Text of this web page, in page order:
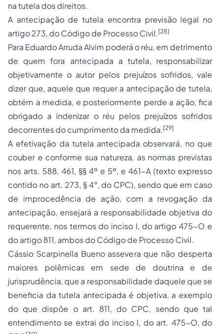
na tutela dos direitos.
A antecipação de tutela encontra previsão legal no
artigo 273, do Código de Processo Civil. [28]
Para Eduardo Arruda Alvim poderá o réu, em detrimento
de quem fora antecipada a tutela, responsabilizar
objetivamente o autor pelos prejuízos sofridos, vale
dizer que, aquele que requer a antecipação de tutela,
obtém a medida, e posteriormente perde a ação, fica
obrigado a indenizar o réu pelos prejuízos sofridos
decorrentes do cumprimento da medida. [29]
A efetivação da tutela antecipada observará, no que
couber e conforme sua natureza, as normas previstas
nos arts. 588, 461, §§ 4º e 5º, e 461-A (texto expresso
contido no art. 273, § 4°, do CPC), sendo que em caso
de improcedência de ação, com a revogação da
antecipação, ensejará a responsabilidade objetiva do
requerente, nos termos do inciso I, do artigo 475-O e
do artigo 811, ambos do Código de Processo Civil.
Cássio Scarpinella Bueno assevera que não desperta
maiores polêmicas em sede de doutrina e de
jurisprudência, que a responsabilidade daquele que se
beneficia da tutela antecipada é objetiva, a exemplo
do que dispõe o art. 811, do CPC, sendo que tal
entendimento se extrai do inciso I, do art. 475-O, do